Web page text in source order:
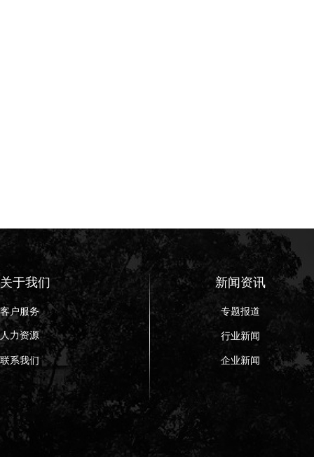
关于我们
客户服务
人力资源
联系我们
新闻资讯
专题报道
行业新闻
企业新闻